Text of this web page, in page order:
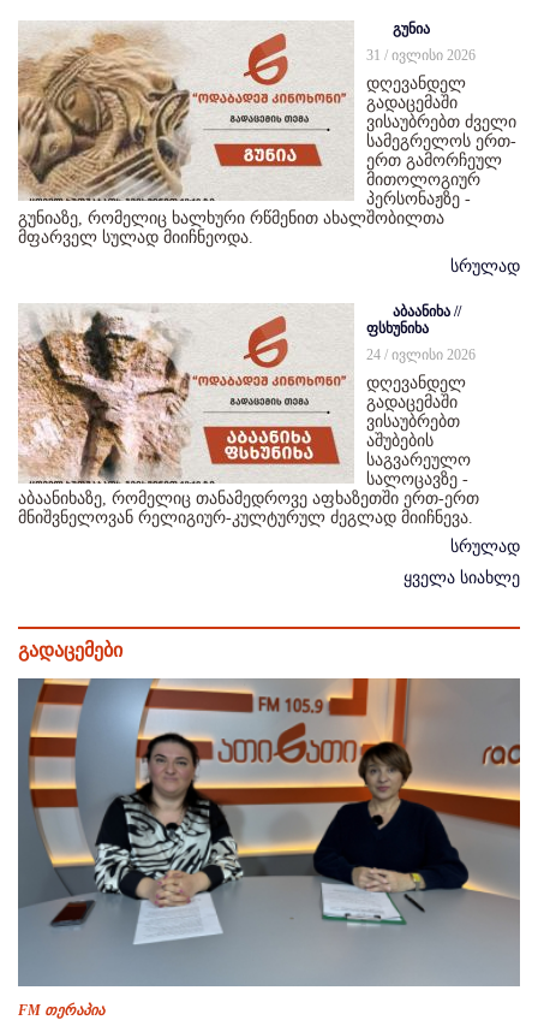
გუნია
31 / ივლისი 2026
დღევანდელ
გადაცემაში
ვისაუბრებთ ძველი
სამეგრელოს ერთ-
ერთ გამორჩეულ
მითოლოგიურ
პერსონაჟზე -
გუნიაზე, რომელიც ხალხური რწმენით ახალშობილთა
მფარველ სულად მიიჩნეოდა.
სრულად
აბაანიხა //
ფსხუნიხა
24 / ივლისი 2026
დღევანდელ
გადაცემაში
ვისაუბრებთ
აშუბების
საგვარეულო
სალოცავზე -
აბაანიხაზე, რომელიც თანამედროვე აფხაზეთში ერთ-ერთ
მნიშვნელოვან რელიგიურ-კულტურულ ძეგლად მიიჩნევა.
სრულად
ყველა სიახლე
გადაცემები
FM თერაპია